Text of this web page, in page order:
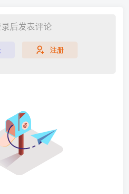
后发表评论
注册